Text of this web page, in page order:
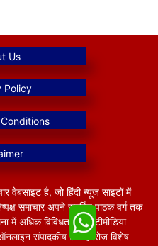
वेबसाइट है, जो हिंदी न्यूज साइटों में
समाचार अपने समर्पित पाठक वर्ग तक
में अधिक विविधतापूर्ण मल्टीमीडिया
संपादकीय टीम हररोज विशेष